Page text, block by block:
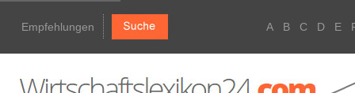
Empfehlungen A B C D E